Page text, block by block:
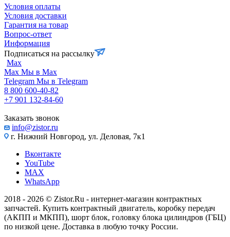
Условия оплаты
Условия доставки
Гарантия на товар
Вопрос-ответ
Информация
Подписаться на рассылку
Max
Max Мы в Max
Telegram Мы в Telegram
8 800 600-40-82
+7 901 132-84-60
Заказать звонок
info@zistor.ru
г. Нижний Новгород, ул. Деловая, 7к1
Вконтакте
YouTube
MAX
WhatsApp
2018 - 2026 © Zistor.Ru - интернет-магазин контрактных
запчастей. Купить контрактный двигатель, коробку передач
(АКПП и МКПП), шорт блок, головку блока цилиндров (ГБЦ)
по низкой цене. Доставка в любую точку России.